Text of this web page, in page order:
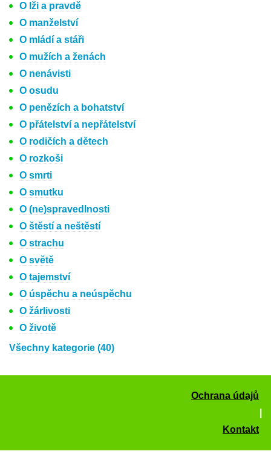
O lži a pravdě
O manželství
O mládí a stáři
O mužích a ženách
O nenávisti
O osudu
O penězích a bohatství
O přátelství a nepřátelství
O rodičích a dětech
O rozkoši
O smrti
O smutku
O (ne)spravedlnosti
O štěstí a neštěstí
O strachu
O světě
O tajemství
O úspěchu a neúspěchu
O žárlivosti
O životě
Všechny kategorie (40)
Ochrana údajů
Kontakt